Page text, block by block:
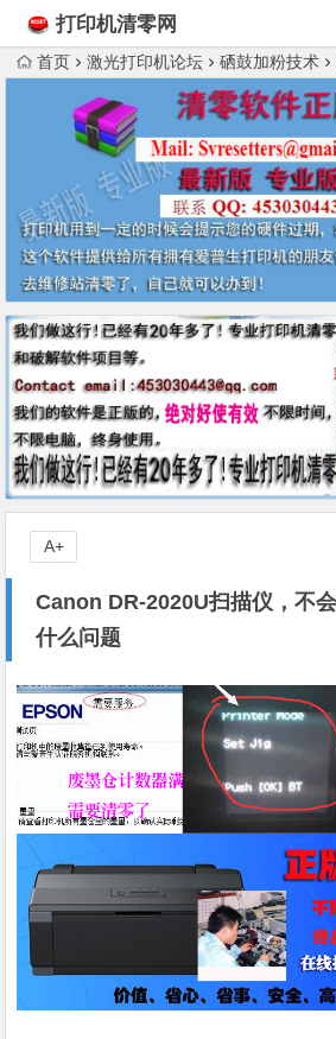
打印机清零网
首页 激光打印机论坛 硒鼓加粉技术
Canon DR-2020U扫描仪，不
什么问题
A+